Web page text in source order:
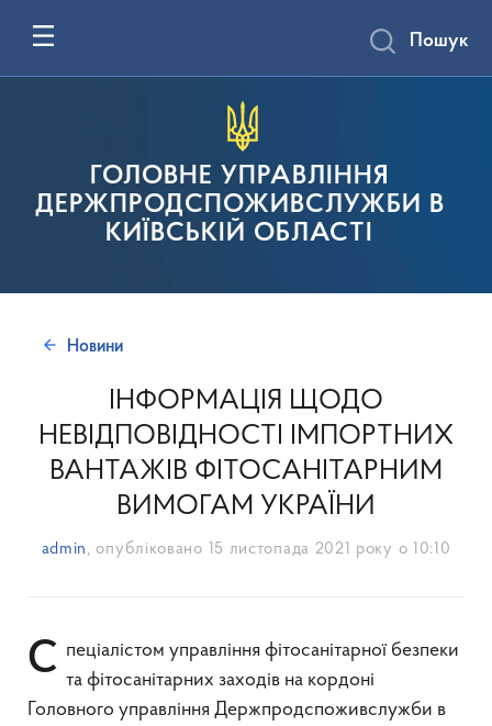
ГОЛОВНЕ УПРАВЛІННЯ
ДЕРЖПРОДСПОЖИВСЛУЖБИ В
КИЇВСЬКІЙ ОБЛАСТІ
Пошук
Новини
ІНФОРМАЦІЯ ЩОДО
НЕВІДПОВІДНОСТІ ІМПОРТНИХ
ВАНТАЖІВ ФІТОСАНІТАРНИМ
ВИМОГАМ УКРАЇНИ
admin , опубліковано 15 листопада 2021 року о 10:10
Спеціалістом управління фітосанітарної безпеки та фітосанітарних заходів на кордоні
Головного управління Держпродспоживслужби в